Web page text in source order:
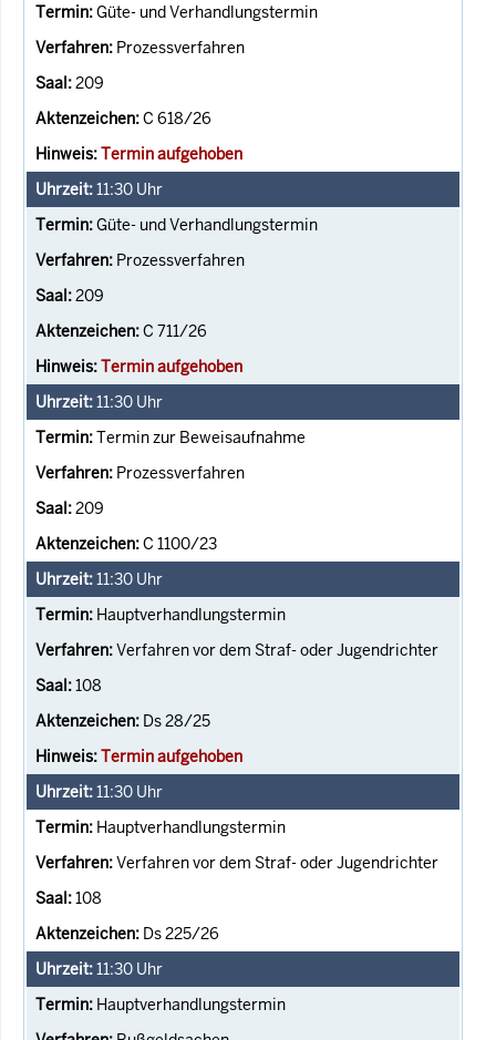
Güte- und Verhandlungstermin
Prozessverfahren
209
C 618/26
Termin aufgehoben
11:30 Uhr
Güte- und Verhandlungstermin
Prozessverfahren
209
C 711/26
Termin aufgehoben
11:30 Uhr
Termin zur Beweisaufnahme
Prozessverfahren
209
C 1100/23
11:30 Uhr
Hauptverhandlungstermin
Verfahren vor dem Straf- oder Jugendrichter
108
Ds 28/25
Termin aufgehoben
11:30 Uhr
Hauptverhandlungstermin
Verfahren vor dem Straf- oder Jugendrichter
108
Ds 225/26
11:30 Uhr
Hauptverhandlungstermin